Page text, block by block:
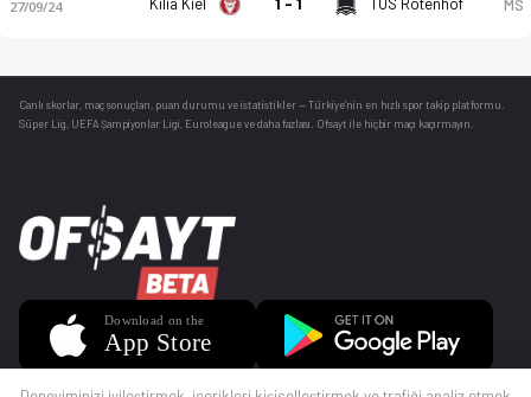
27/09/24 MS
Canlı skorlar , maç sonuçları, puan durumu ve istatistikler — Türkiye’nin en hızlı spor takip platformu.
Süper Lig, UEFA Şampiyonlar Ligi, Euroleague ve daha fazlası. Ofsayt ile hiçbir maçı kaçırmayın.